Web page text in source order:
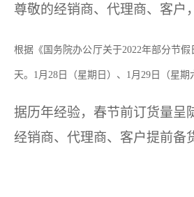
尊敬的经销商、代理商、客户
根据《国务院办公厅关于2022年部分节
天。1月28日（星期日）、1月29日（星期
据历年经验，春节前订货量呈
经销商、代理商、客户提前备